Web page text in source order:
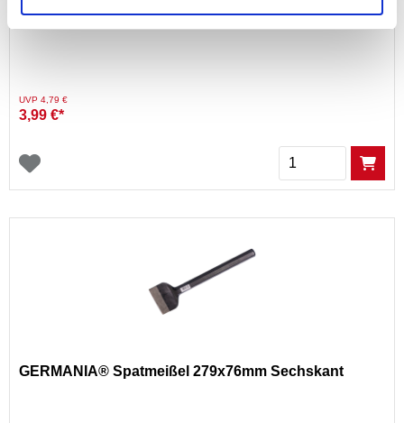
Körnersatz 3-teilig
Preis reduziert von
UVP 4,79 €auf
3,99 €*
Menge
GERMANIA® Spatmeißel 279x76mm Sechskant